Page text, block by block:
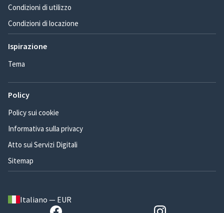
Condizioni di utilizzo
Condizioni di locazione
Ispirazione
Tema
Policy
Policy sui cookie
Informativa sulla privacy
Atto sui Servizi Digitali
Sitemap
Italiano — EUR